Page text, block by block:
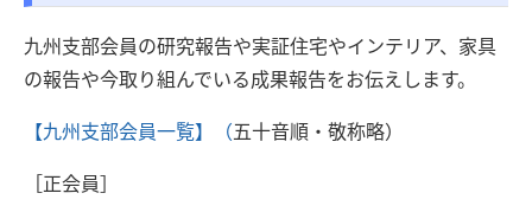
九州支部会員の研究報告や実証住宅やインテリア、家具
の報告や今取り組んでいる成果報告をお伝えします。
【九州支部会員一覧】
（五十音順・敬称略）
［正会員］